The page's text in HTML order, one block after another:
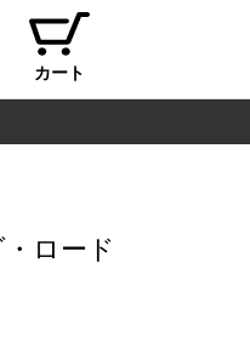
カート
ロード